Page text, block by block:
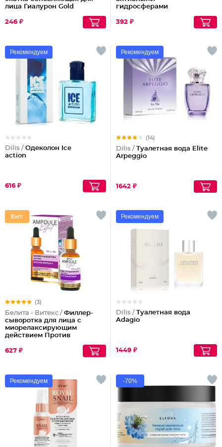
лица Гиалурон Gold
246 ₽
гидросферами
392 ₽
Рекомендуем
Dilis / Одеколон Ice
action
616 ₽
Рекомендуем
(14)
Dilis / Туалетная вода Elite
Arpeggio
1642 ₽
(3)
Белита - Витекс / Филлер-
сыворотка для лица с
миорелаксирующим
действием Против
627 ₽
Рекомендуем
Dilis / Туалетная вода
Adagio
1449 ₽
Рекомендуем -70%